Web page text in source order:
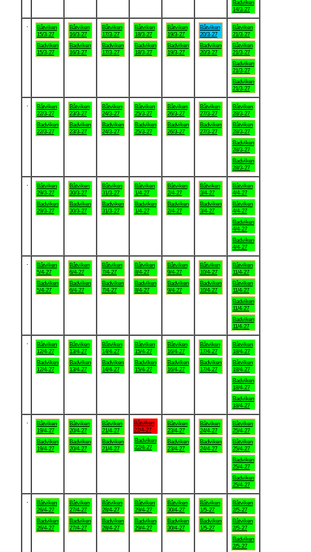
Badviken
14/3-27
Båtviken
15/3-27
Badviken
15/3-27
Båtviken
16/3-27
Badviken
16/3-27
Båtviken
17/3-27
Badviken
17/3-27
Båtviken
18/3-27
Badviken
18/3-27
Båtviken
19/3-27
Badviken
19/3-27
Båtviken
20/3-27
Badviken
20/3-27
Båtviken
21/3-27
Båtviken
21/3-27
Badviken
21/3-27
Badviken
21/3-27
Båtviken
22/3-27
Badviken
22/3-27
Båtviken
23/3-27
Badviken
23/3-27
Båtviken
24/3-27
Badviken
24/3-27
Båtviken
25/3-27
Badviken
25/3-27
Båtviken
26/3-27
Badviken
26/3-27
Båtviken
27/3-27
Badviken
27/3-27
Båtviken
28/3-27
Båtviken
28/3-27
Badviken
28/3-27
Badviken
28/3-27
Båtviken
29/3-27
Badviken
29/3-27
Båtviken
30/3-27
Badviken
30/3-27
Båtviken
31/3-27
Badviken
31/3-27
Båtviken
1/4-27
Badviken
1/4-27
Båtviken
2/4-27
Badviken
2/4-27
Båtviken
3/4-27
Badviken
3/4-27
Båtviken
4/4-27
Båtviken
4/4-27
Badviken
4/4-27
Badviken
4/4-27
Båtviken
5/4-27
Badviken
5/4-27
Båtviken
6/4-27
Badviken
6/4-27
Båtviken
7/4-27
Badviken
7/4-27
Båtviken
8/4-27
Badviken
8/4-27
Båtviken
9/4-27
Badviken
9/4-27
Båtviken
10/4-27
Badviken
10/4-27
Båtviken
11/4-27
Båtviken
11/4-27
Badviken
11/4-27
Badviken
11/4-27
Båtviken
12/4-27
Badviken
12/4-27
Båtviken
13/4-27
Badviken
13/4-27
Båtviken
14/4-27
Badviken
14/4-27
Båtviken
15/4-27
Badviken
15/4-27
Båtviken
16/4-27
Badviken
16/4-27
Båtviken
17/4-27
Badviken
17/4-27
Båtviken
18/4-27
Båtviken
18/4-27
Badviken
18/4-27
Badviken
18/4-27
Båtviken
19/4-27
Badviken
19/4-27
Båtviken
20/4-27
Badviken
20/4-27
Båtviken
21/4-27
Badviken
21/4-27
Båtviken
22/4-27
Badviken
22/4-27
Båtviken
23/4-27
Badviken
23/4-27
Båtviken
24/4-27
Badviken
24/4-27
Båtviken
25/4-27
Båtviken
25/4-27
Badviken
25/4-27
Badviken
25/4-27
Båtviken
26/4-27
Badviken
26/4-27
Båtviken
27/4-27
Badviken
27/4-27
Båtviken
28/4-27
Badviken
28/4-27
Båtviken
29/4-27
Badviken
29/4-27
Båtviken
30/4-27
Badviken
30/4-27
Båtviken
1/5-27
Badviken
1/5-27
Båtviken
2/5-27
Båtviken
2/5-27
Badviken
2/5-27